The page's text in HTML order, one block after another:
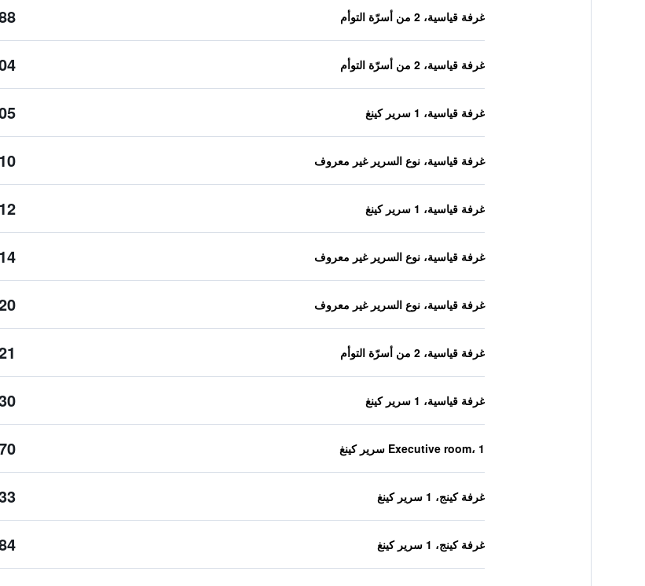
غرفة قياسية، 2 من أسرّة التوأم
غرفة قياسية، 2 من أسرّة التوأم
غرفة قياسية، 1 سرير كينغ
غرفة قياسية، نوع السرير غير معروف
غرفة قياسية، 1 سرير كينغ
غرفة قياسية، نوع السرير غير معروف
غرفة قياسية، نوع السرير غير معروف
غرفة قياسية، 2 من أسرّة التوأم
غرفة قياسية، 1 سرير كينغ
Executive room، 1 سرير كينغ
غرفة كينج، 1 سرير كينغ
غرفة كينج، 1 سرير كينغ